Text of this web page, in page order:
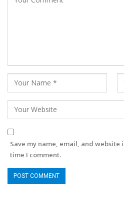
Save my name, email, and
time I comment.